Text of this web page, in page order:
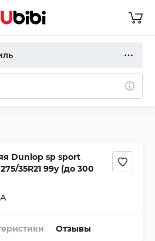
Dunlop sp sport
35R21 99y (до 300
Отзывы